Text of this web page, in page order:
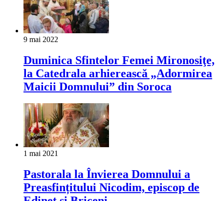
9 mai 2022
Duminica Sfintelor Femei Mironosiţe,
la Catedrala arhierească „Adormirea
Maicii Domnului” din Soroca
1 mai 2021
Pastorala la Învierea Domnului a
Preasfințitului Nicodim, episcop de